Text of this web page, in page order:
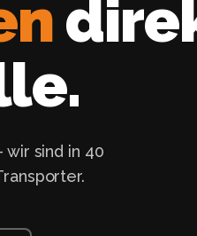
wir sind in 40